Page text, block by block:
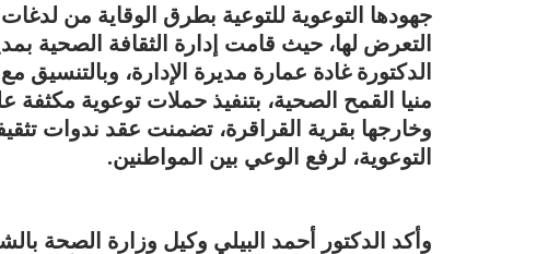
جهودها التوعوية للتوعية بطرق الوقاية من
التعرض لها، حيث قامت إدارة الثقافة الصحية
الدكتورة غادة عمارة مديرة الإدارة،
منيا القمح الصحية، بتنفيذ حملات توعوية
وخارجها بقرية القراقرة، تضمنت عقد ندوات
التوعوية، لرفع الوعي بين المواطنين.
وأكد الدكتور أحمد البيلي وكيل وزارة الصحة